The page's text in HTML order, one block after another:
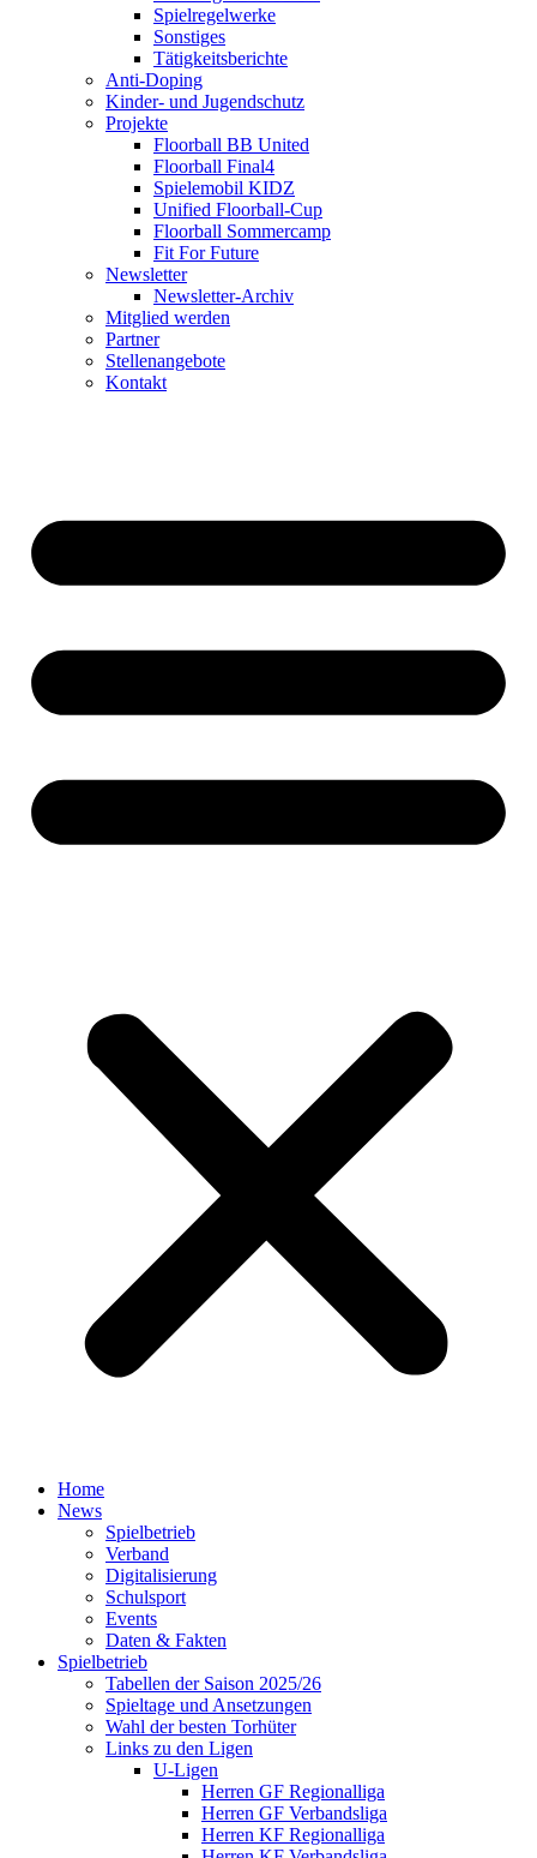
Spielregelwerke
Sonstiges
Tätigkeitsberichte
Anti-Doping
Kinder- und Jugendschutz
Projekte
Floorball BB United
Floorball Final4
Spielemobil KIDZ
Unified Floorball-Cup
Floorball Sommercamp
Fit For Future
Newsletter
Newsletter-Archiv
Mitglied werden
Partner
Stellenangebote
Kontakt
Home
News
Spielbetrieb
Verband
Digitalisierung
Schulsport
Events
Daten & Fakten
Spielbetrieb
Tabellen der Saison 2025/26
Spieltage und Ansetzungen
Wahl der besten Torhüter
Links zu den Ligen
U-Ligen
Herren GF Regionalliga
Herren GF Verbandsliga
Herren KF Regionalliga